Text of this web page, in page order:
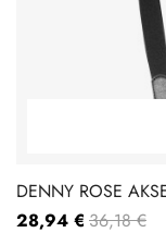
DENNY ROSE
28,94 € 36,18 €